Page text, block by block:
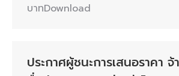
บาทDownload
ประกาศผู้ชนะการเสนอราคา